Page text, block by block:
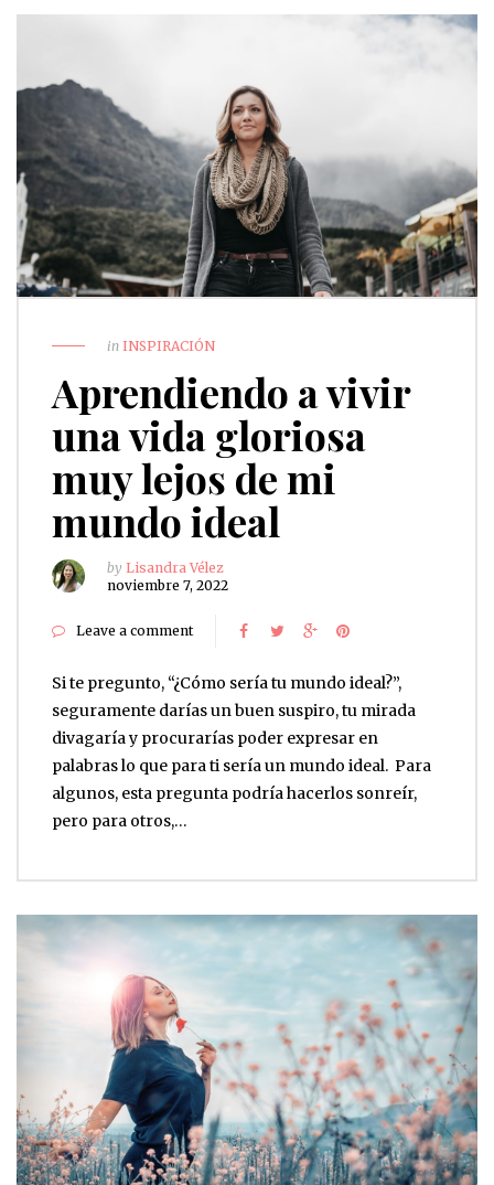
in INSPIRACIÓN
Aprendiendo a vivir
una vida gloriosa
muy lejos de mi
mundo ideal
by Lisandra Vélez
noviembre 7, 2022
Leave a comment
Si te pregunto, “¿Cómo sería tu mundo ideal?”,
seguramente darías un buen suspiro, tu mirada
divagaría y procurarías poder expresar en
palabras lo que para ti sería un mundo ideal. Para
algunos, esta pregunta podría hacerlos sonreír,
pero para otros,…